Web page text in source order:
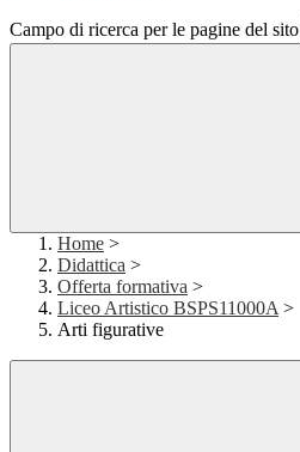
Campo di ricerca per le pagine del sito
Home >
Didattica >
Offerta formativa >
Liceo Artistico BSPS11000A >
Arti figurative